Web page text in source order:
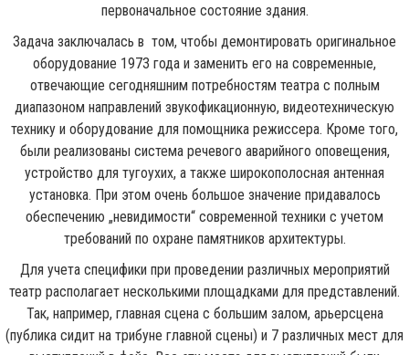
первоначальное состояние здания.
Задача заключалась в том, чтобы демонтировать оригинальное
оборудование 1973 года и заменить его на современные,
отвечающие сегодняшним потребностям театра с полным
диапазоном направлений звукофикационную, видеотехническую
технику и оборудование для помощника режиссера. Кроме того,
были реализованы система речевого аварийного оповещения,
устройство для тугоухих, а также широкополосная антенная
установка. При этом очень большое значение придавалось
обеспечению „невидимости“ современной техники с учетом
требований по охране памятников архитектуры.
Для учета специфики при проведении различных мероприятий
театр располагает несколькими площадками для представлений.
Так, например, главная сцена с большим залом, арьерсцена
(публика сидит на трибуне главной сцены) и 7 различных мест для